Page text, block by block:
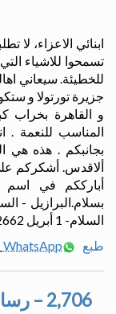
ابنائي الاعزاء، لا
تسمحوا للاشياء
للخطيئة. سيعاني
جزيرة تورتولا و
و القاهرة بخراب
المناسب للنعمة .
بجانبكم . هذه هي
ألاقدس. أشكركم
أبارككم في اسم
السلام- 1 أبريل 2662 - 2006
مشاركة عبر WhatsApp
طبع
2,706